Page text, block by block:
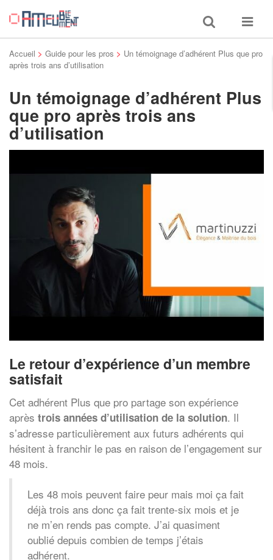
Toggle
search
Toggle
Accueil > Guide pour les pros > Un témoignage d’adhérent Plus que pro
après trois ans d’utilisation
Un témoignage d’adhérent Plus
que pro après trois ans
d’utilisation
Le retour d’expérience d’un membre
satisfait
Cet adhérent Plus que pro partage son expérience
après trois années d’utilisation de la solution. Il
s’adresse particulièrement aux futurs adhérents qui
hésitent à franchir le pas en raison de l’engagement sur
48 mois.
Les 48 mois peuvent faire peur mais moi ça fait
déjà trois ans donc ça fait trente-six mois et je
ne m’en rends pas compte. J’ai quasiment
oublié depuis combien de temps j’étais
adhérent.